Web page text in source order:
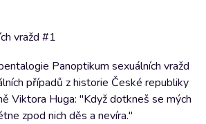
vražd #1
Panoptikum sexuálních vražd
případů z historie České republiky
Viktora Huga: "Když dotkneš se mých
zpod nich děs a nevíra."